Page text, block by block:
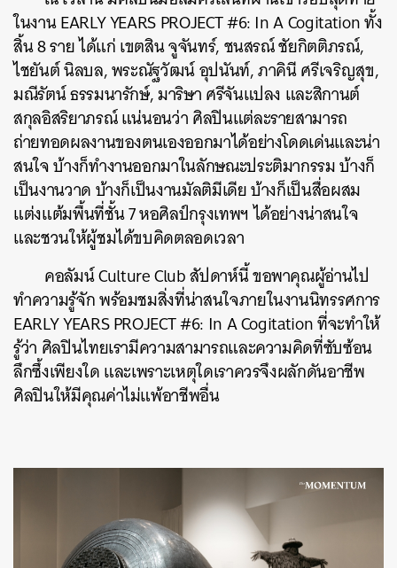
ในงาน EARLY YEARS PROJECT #6: In A Cogitation ทั้ง
สิ้น 8 ราย ได้แก่ เขตสิน จูจันทร์, ชนสรณ์ ชัยกิตติภรณ์,
ไชยันต์ นิลบล, พระณัฐวัฒน์ อุปนันท์, ภาคินี ศรีเจริญสุข,
มณีรัตน์ ธรรมนารักษ์, มาริษา ศรีจันแปลง และสิกานต์
สกุลอิสริยาภรณ์ แน่นอนว่า ศิลปินแต่ละรายสามารถ
ถ่ายทอดผลงานของตนเองออกมาได้อย่างโดดเด่นและน่า
สนใจ บ้างก็ทำงานออกมาในลักษณะประติมากรรม บ้างก็
เป็นงานวาด บ้างก็เป็นงานมัลติมีเดีย บ้างก็เป็นสื่อผสม
แต่งแต้มพื้นที่ชั้น 7 หอศิลป์กรุงเทพฯ ได้อย่างน่าสนใจ
และชวนให้ผู้ชมได้ขบคิดตลอดเวลา
คอลัมน์ Culture Club สัปดาห์นี้ ขอพาคุณผู้อ่านไป
ทำความรู้จัก พร้อมชมสิ่งที่น่าสนใจภายในงานนิทรรศการ
EARLY YEARS PROJECT #6: In A Cogitation ที่จะทำให้
รู้ว่า ศิลปินไทยเรามีความสามารถและความคิดที่ซับซ้อน
ลึกซึ้งเพียงใด และเพราะเหตุใดเราควรจึงผลักดันอาชีพ
ศิลปินให้มีคุณค่าไม่แพ้อาชีพอื่น